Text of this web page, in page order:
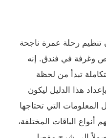
تنظيم رحلة عمرة ناجحة
وغرفة في فندق. إنه
تبدأ من لحظة
هذا الدليل ليكون
التي تحتاجها
أنواع الباقات المختلفة،